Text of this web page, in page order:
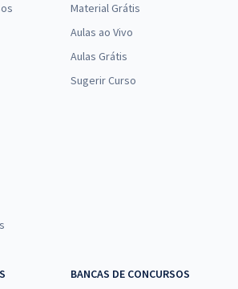
Material Grátis
Aulas ao Vivo
Aulas Grátis
Sugerir Curso
BANCAS DE CONCURSOS